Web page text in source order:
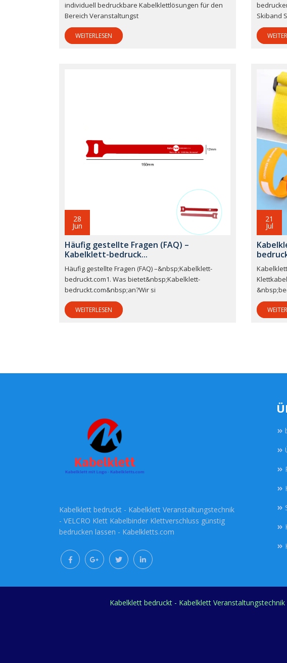
individuell bedruckbare Kabelklettlösungen für den
Bereich Veranstaltungst
WEITERLESEN
Skiband
28
Jun
Häufig gestellte Fragen (FAQ) –
Kabelklett-bedruck...
Häufig gestellte Fragen (FAQ) –&nbsp;Kabelklett-
bedruckt.com1. Was bietet&nbsp;Kabelklett-
bedruckt.com&nbsp;an?Wir si
WEITERLESEN
21
Jul
Kabelklett bedruckt - Kabelklett Veranstaltungstechnik
- VELCRO Klett Kabelbinder Klettverschluss günstig
bedrucken lassen - Kabelkletts.com
Kabelklett bedruckt - Kabelklett